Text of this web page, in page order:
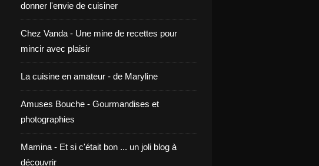
donner l'envie de cuisiner
Chez Vanda - Une mine de recettes pour
mincir avec plaisir
La cuisine en amateur - de Maryline
Amuses Bouche - Gourmandises et
photographies
Mamina - Et si c'était bon ... un joli blog à
découvrir